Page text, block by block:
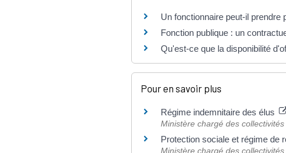
Un fonctionnaire peut-il prendre
Fonction publique : un
Qu'est-ce que la disponibilité
Pour en savoir plus
Régime indemnitaire des élus
Ministère chargé des
Protection sociale et régime de
Ministère chargé des